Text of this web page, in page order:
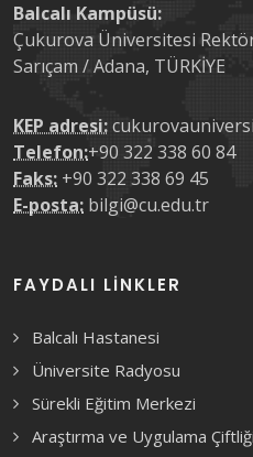
Balcalı Kampüsü:
Çukurova Üniversitesi
Sarıçam / Adana, TÜRKİYE
KEP adresi:
Telefon:+90 322 338 60 84
Faks: +90 322 338 69 45
E-posta: bilgi@cu.edu.tr
FAYDALI LINKLER
Balcalı Hastanesi
Üniversite Radyosu
Sürekli Eğitim Merkezi
Araştırma ve Uygulama Çiftliği